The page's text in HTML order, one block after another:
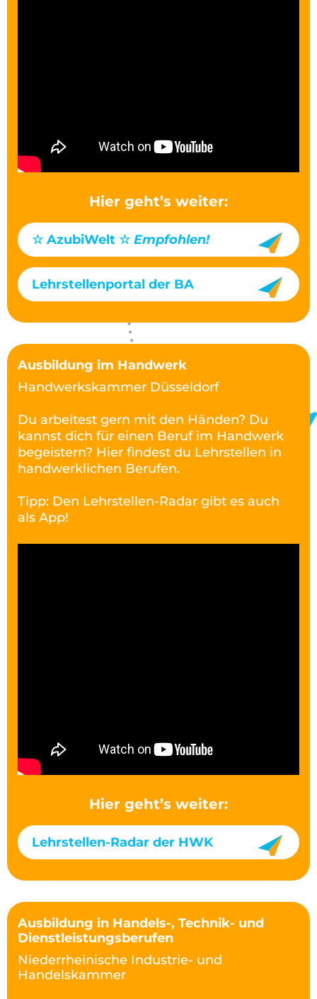
Hier geht’s weiter:
☆ AzubiWelt ☆ Empfohlen!
Lehrstellenportal der BA
Ausbildung im Handwerk
Handwerkskammer Düsseldorf
Du arbeitest gern mit den Händen? Du
kannst dich für einen Beruf im Handwerk
begeistern? Hier findest du Lehrstellen in
handwerklichen Berufen.
Tipp: Den Lehrstellen-Radar gibt es auch
als App!
Hier geht’s weiter:
Lehrstellen-Radar der HWK
Ausbildung in Handels-, Technik- und
Dienstleistungsberufen
Niederrheinische Industrie- und
Handelskammer